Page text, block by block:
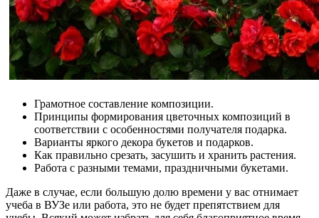
Грамотное составление композиции.
Принципы формирования цветочных композиций в
соответствии с особенностями получателя подарка.
Варианты яркого декора букетов и подарков.
Как правильно срезать, засушить и хранить растения.
Работа с разными темами, праздничными букетами.
Даже в случае, если большую долю времени у вас отнимает
учеба в ВУЗе или работа, это не будет препятствием для